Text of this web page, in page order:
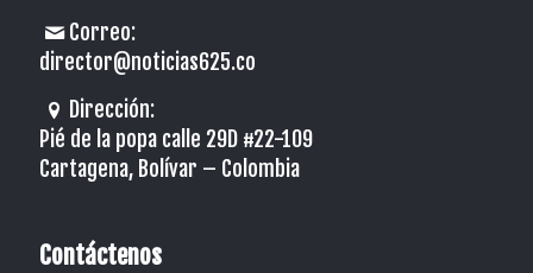
Correo:
director@noticias625.co
Dirección:
Pié de la popa calle 29D #22-109
Cartagena, Bolívar – Colombia
Contáctenos